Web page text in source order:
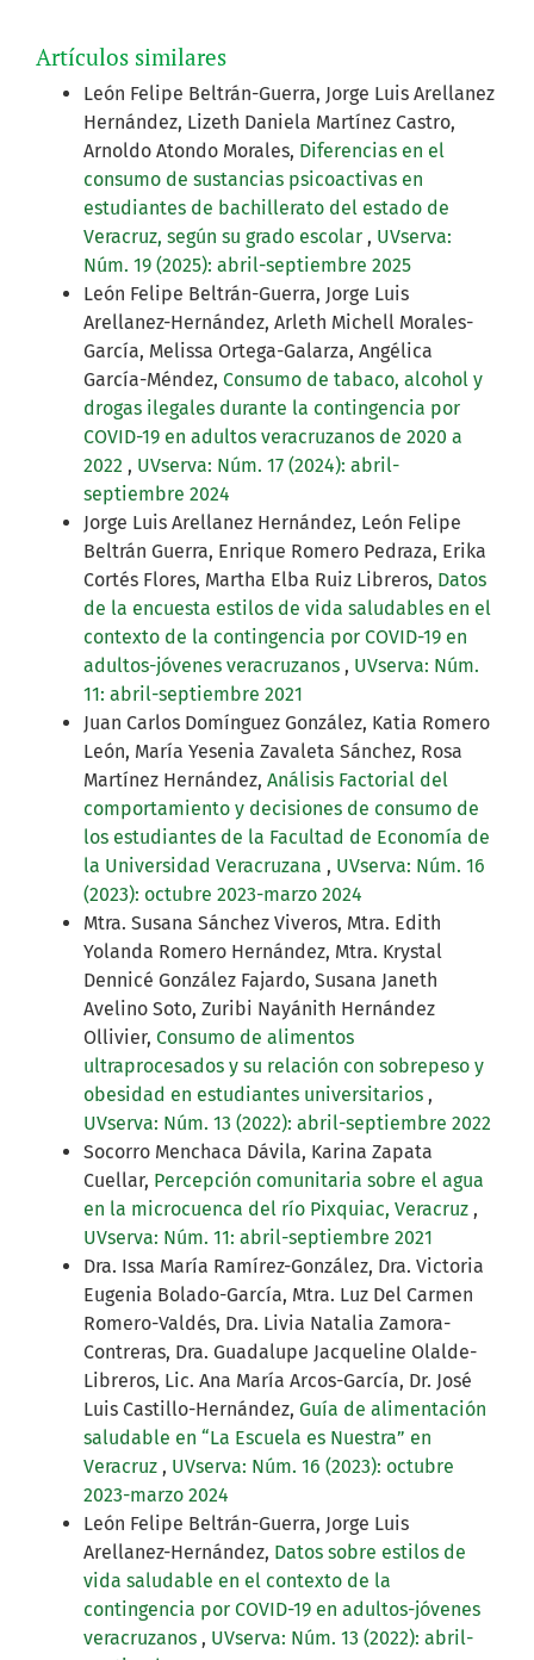
Artículos similares
León Felipe Beltrán-Guerra, Jorge Luis Arellanez
Hernández, Lizeth Daniela Martínez Castro,
Arnoldo Atondo Morales, Diferencias en el
consumo de sustancias psicoactivas en
estudiantes de bachillerato del estado de
Veracruz, según su grado escolar , UVserva:
Núm. 19 (2025): abril-septiembre 2025
León Felipe Beltrán-Guerra, Jorge Luis
Arellanez-Hernández, Arleth Michell Morales-
García, Melissa Ortega-Galarza, Angélica
García-Méndez, Consumo de tabaco, alcohol y
drogas ilegales durante la contingencia por
COVID-19 en adultos veracruzanos de 2020 a
2022 , UVserva: Núm. 17 (2024): abril-
septiembre 2024
Jorge Luis Arellanez Hernández, León Felipe
Beltrán Guerra, Enrique Romero Pedraza, Erika
Cortés Flores, Martha Elba Ruiz Libreros, Datos
de la encuesta estilos de vida saludables en el
contexto de la contingencia por COVID-19 en
adultos-jóvenes veracruzanos , UVserva: Núm.
11: abril-septiembre 2021
Juan Carlos Domínguez González, Katia Romero
León, María Yesenia Zavaleta Sánchez, Rosa
Martínez Hernández, Análisis Factorial del
comportamiento y decisiones de consumo de
los estudiantes de la Facultad de Economía de
la Universidad Veracruzana , UVserva: Núm. 16
(2023): octubre 2023-marzo 2024
Mtra. Susana Sánchez Viveros, Mtra. Edith
Yolanda Romero Hernández, Mtra. Krystal
Dennicé González Fajardo, Susana Janeth
Avelino Soto, Zuribi Nayánith Hernández
Ollivier, Consumo de alimentos
ultraprocesados y su relación con sobrepeso y
obesidad en estudiantes universitarios ,
UVserva: Núm. 13 (2022): abril-septiembre 2022
Socorro Menchaca Dávila, Karina Zapata
Cuellar, Percepción comunitaria sobre el agua
en la microcuenca del río Pixquiac, Veracruz ,
UVserva: Núm. 11: abril-septiembre 2021
Dra. Issa María Ramírez-González, Dra. Victoria
Eugenia Bolado-García, Mtra. Luz Del Carmen
Romero-Valdés, Dra. Livia Natalia Zamora-
Contreras, Dra. Guadalupe Jacqueline Olalde-
Libreros, Lic. Ana María Arcos-García, Dr. José
Luis Castillo-Hernández, Guía de alimentación
saludable en “La Escuela es Nuestra” en
Veracruz , UVserva: Núm. 16 (2023): octubre
2023-marzo 2024
León Felipe Beltrán-Guerra, Jorge Luis
Arellanez-Hernández, Datos sobre estilos de
vida saludable en el contexto de la
contingencia por COVID-19 en adultos-jóvenes
veracruzanos , UVserva: Núm. 13 (2022): abril-